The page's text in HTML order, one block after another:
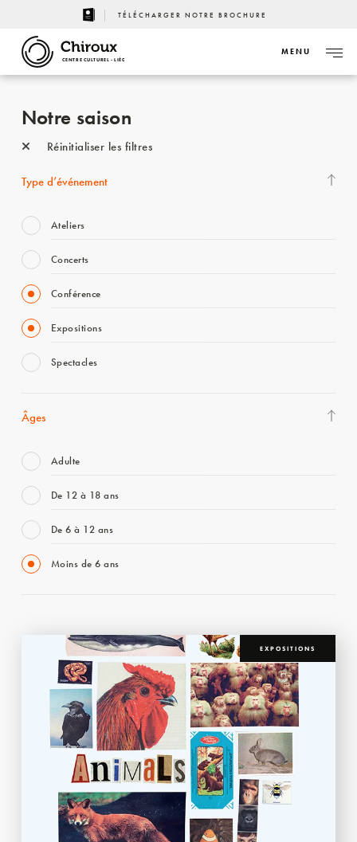
TÉLÉCHARGER NOTRE BROCHURE
CENTRE CULTUREL - LIÈGE
MENU
Notre saison
Réinitialiser les filtres
Type d’événement
Ateliers
Concerts
Conférence
Expositions
Spectacles
Âges
Adulte
De 12 à 18 ans
De 6 à 12 ans
Moins de 6 ans
EXPOSITIONS